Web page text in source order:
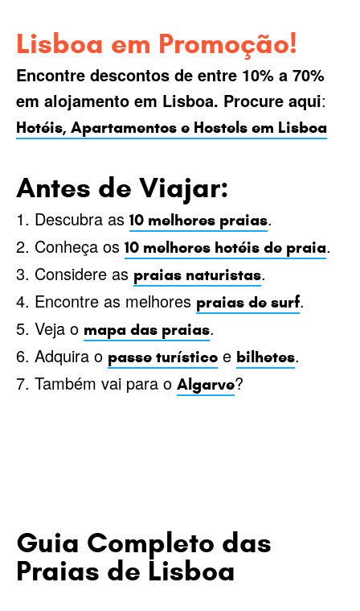
Lisboa em Promoção!
Encontre descontos de entre 10% a 70%
em alojamento em Lisboa. Procure aqui:
Hotéis, Apartamentos e Hostels em Lisboa
Antes de Viajar:
1. Descubra as 10 melhores praias.
2. Conheça os 10 melhores hotéis de praia.
3. Considere as praias naturistas.
4. Encontre as melhores praias de surf.
5. Veja o mapa das praias.
6. Adquira o passe turístico e bilhetes.
7. Também vai para o Algarve?
Guia Completo das
Praias de Lisboa